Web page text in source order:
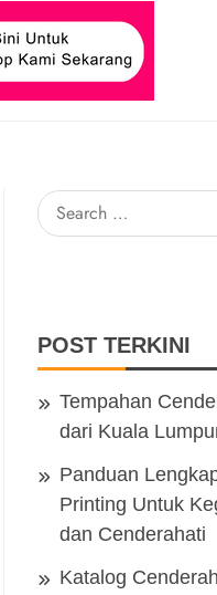
Search
for:
POST TERKINI
Tempahan
dari Kuala
Panduan
Printing Untuk
dan Cenderahati
Katalog